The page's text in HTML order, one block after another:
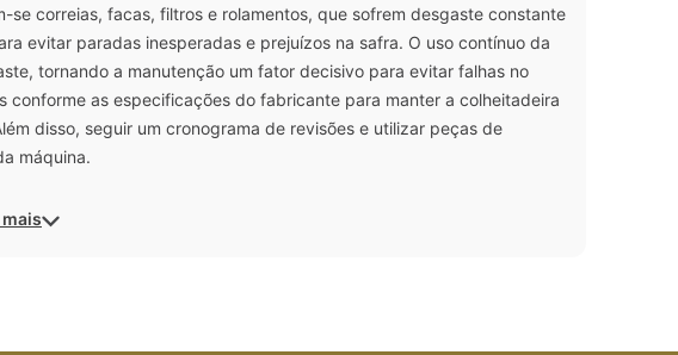
correias, facas, filtros e rolamentos, que sofrem desgaste constante
evitar paradas inesperadas e prejuízos na safra. O uso contínuo da
tornando a manutenção um fator decisivo para evitar falhas no
as especificações do fabricante para manter a colheitadeira
disso, seguir um cronograma de revisões e utilizar peças de
máquina.